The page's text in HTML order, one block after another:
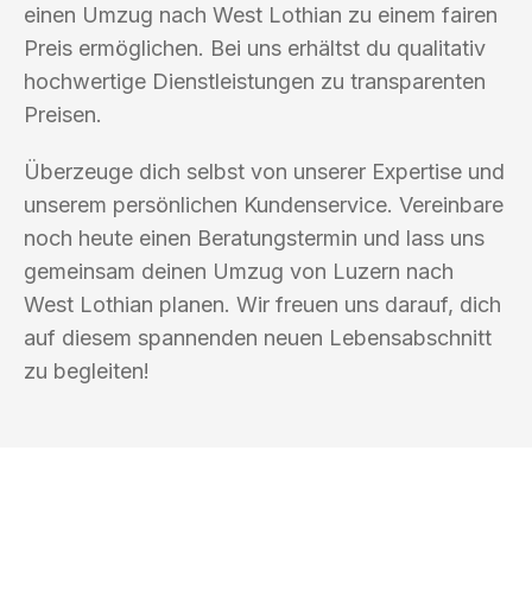
einen Umzug nach West Lothian zu einem fairen
Preis ermöglichen. Bei uns erhältst du qualitativ
hochwertige Dienstleistungen zu transparenten
Preisen.
Überzeuge dich selbst von unserer Expertise und
unserem persönlichen Kundenservice. Vereinbare
noch heute einen Beratungstermin und lass uns
gemeinsam deinen Umzug von Luzern nach
West Lothian planen. Wir freuen uns darauf, dich
auf diesem spannenden neuen Lebensabschnitt
zu begleiten!